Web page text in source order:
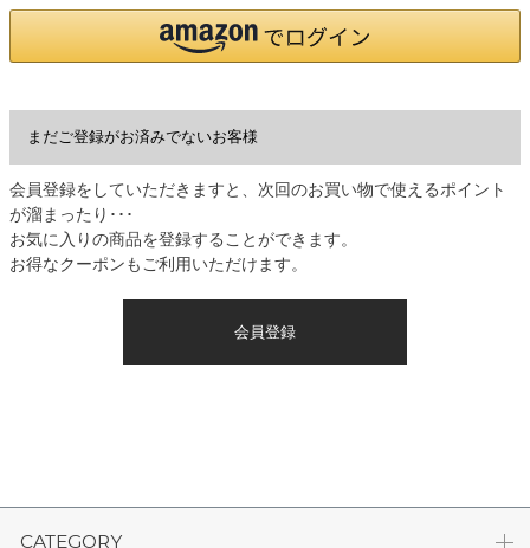
まだご登録がお済みでないお客様
会員登録をしていただきますと、次回のお買い物で使えるポイント
が溜まったり･･･
お気に入りの商品を登録することができます。
お得なクーポンもご利用いただけます。
会員登録
CATEGORY